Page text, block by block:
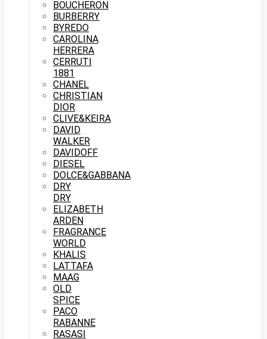
BOUCHERON
BURBERRY
BYREDO
CAROLINA
HERRERA
CERRUTI
1881
CHANEL
CHRISTIAN
DIOR
CLIVE&KEIRA
DAVID
WALKER
DAVIDOFF
DIESEL
DOLCE&GABBANA
DRY
DRY
ELIZABETH
ARDEN
FRAGRANCE
WORLD
KHALIS
LATTAFA
MAAG
OLD
SPICE
PACO
RABANNE
RASASI